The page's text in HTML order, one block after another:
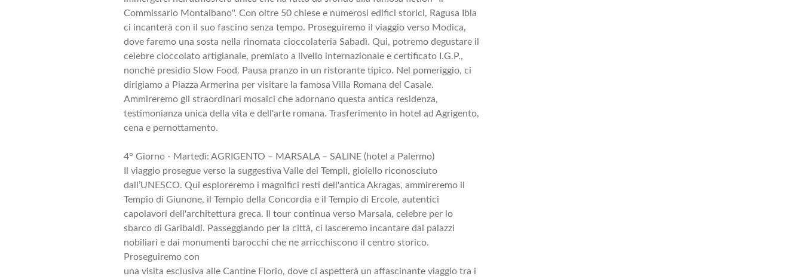
Commissario Montalbano". Con oltre 50 chiese e numerosi edifici storici, Ragusa Ibla
ci incanterà con il suo fascino senza tempo. Proseguiremo il viaggio verso Modica,
dove faremo una sosta nella rinomata cioccolateria Sabadì. Qui, potremo degustare il
celebre cioccolato artigianale, premiato a livello internazionale e certificato I.G.P.,
nonché presidio Slow Food. Pausa pranzo in un ristorante tipico. Nel pomeriggio, ci
dirigiamo a Piazza Armerina per visitare la famosa Villa Romana del Casale.
Ammireremo gli straordinari mosaici che adornano questa antica residenza,
testimonianza unica della vita e dell'arte romana. Trasferimento in hotel ad Agrigento,
cena e pernottamento.
4° Giorno - Martedì: AGRIGENTO – MARSALA – SALINE (hotel a Palermo)
Il viaggio prosegue verso la suggestiva Valle dei Templi, gioiello riconosciuto
dall’UNESCO. Qui esploreremo i magnifici resti dell'antica Akragas, ammireremo il
Tempio di Giunone, il Tempio della Concordia e il Tempio di Ercole, autentici
capolavori dell'architettura greca. Il tour continua verso Marsala, celebre per lo
sbarco di Garibaldi. Passeggiando per la città, ci lasceremo incantare dai palazzi
nobiliari e dai monumenti barocchi che ne arricchiscono il centro storico.
Proseguiremo con
una visita esclusiva alle Cantine Florio, dove ci aspetterà un affascinante viaggio tra i